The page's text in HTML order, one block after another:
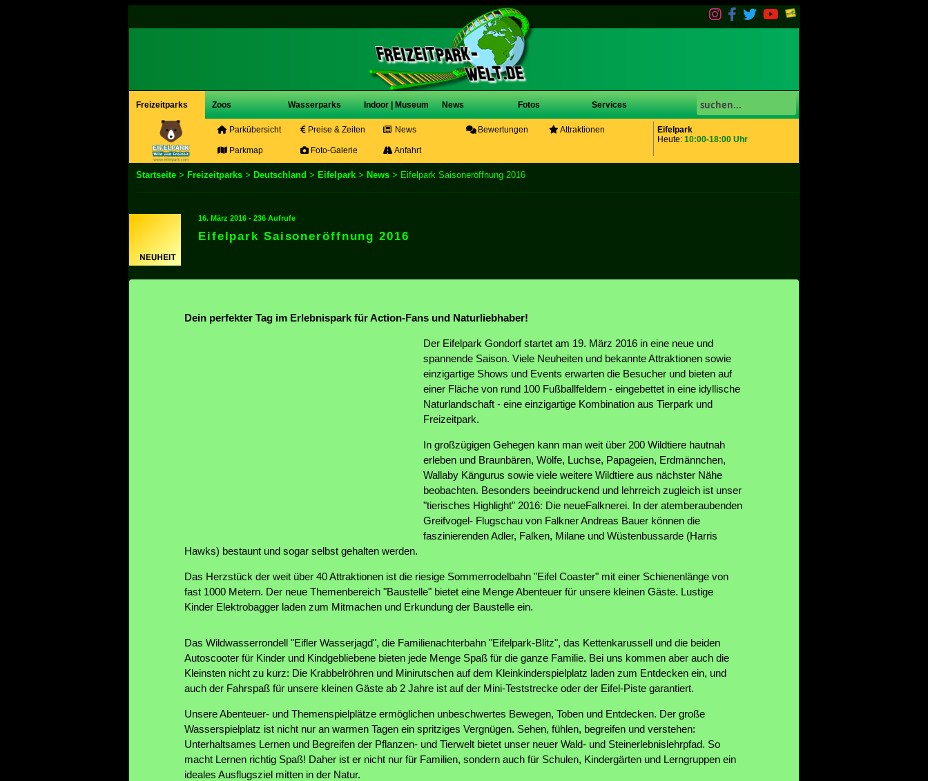
Freizeitparks Zoos Wasserparks Indoor | Museum News Fotos Services
Eifelpark
Heute: 10:00-18:00 Uhr
Parkübersicht Preise & Zeiten News Bewertungen Attraktionen
Parkmap Foto-Galerie Anfahrt
Startseite > Freizeitparks > Deutschland > Eifelpark > News > Eifelpark Saisoneröffnung 2016
16. März 2016 - 236 Aufrufe
Eifelpark Saisoneröffnung 2016
Dein perfekter Tag im Erlebnispark für Action-Fans und Naturliebhaber!
Der Eifelpark Gondorf startet am 19. März 2016 in eine neue und
spannende Saison. Viele Neuheiten und bekannte Attraktionen sowie
einzigartige Shows und Events erwarten die Besucher und bieten auf
einer Fläche von rund 100 Fußballfeldern - eingebettet in eine idyllische
Naturlandschaft - eine einzigartige Kombination aus Tierpark und
Freizeitpark.
In großzügigen Gehegen kann man weit über 200 Wildtiere hautnah
erleben und Braunbären, Wölfe, Luchse, Papageien, Erdmännchen,
Wallaby Kängurus sowie viele weitere Wildtiere aus nächster Nähe
beobachten. Besonders beeindruckend und lehrreich zugleich ist unser
"tierisches Highlight" 2016: Die neueFalknerei. In der atemberaubenden
Greifvogel- Flugschau von Falkner Andreas Bauer können die
faszinierenden Adler, Falken, Milane und Wüstenbussarde (Harris
Hawks) bestaunt und sogar selbst gehalten werden.
Das Herzstück der weit über 40 Attraktionen ist die riesige Sommerrodelbahn "Eifel Coaster" mit einer Schienenlänge von
fast 1000 Metern. Der neue Themenbereich "Baustelle" bietet eine Menge Abenteuer für unsere kleinen Gäste. Lustige
Kinder Elektrobagger laden zum Mitmachen und Erkundung der Baustelle ein.
Das Wildwasserrondell "Eifler Wasserjagd", die Familienachterbahn "Eifelpark-Blitz", das Kettenkarussell und die beiden
Autoscooter für Kinder und Kindgebliebene bieten jede Menge Spaß für die ganze Familie. Bei uns kommen aber auch die
Kleinsten nicht zu kurz: Die Krabbelröhren und Minirutschen auf dem Kleinkinderspielplatz laden zum Entdecken ein, und
auch der Fahrspaß für unsere kleinen Gäste ab 2 Jahre ist auf der Mini-Teststrecke oder der Eifel-Piste garantiert.
Unsere Abenteuer- und Themenspielplätze ermöglichen unbeschwertes Bewegen, Toben und Entdecken. Der große
Wasserspielplatz ist nicht nur an warmen Tagen ein spritziges Vergnügen. Sehen, fühlen, begreifen und verstehen:
Unterhaltsames Lernen und Begreifen der Pflanzen- und Tierwelt bietet unser neuer Wald- und Steinerlebnislehrpfad. So
macht Lernen richtig Spaß! Daher ist er nicht nur für Familien, sondern auch für Schulen, Kindergärten und Lerngruppen ein
ideales Ausflugsziel mitten in der Natur.